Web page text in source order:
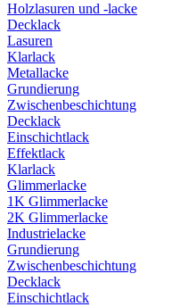
Holzlasuren und -lacke
Decklack
Lasuren
Klarlack
Metallacke
Grundierung
Zwischenbeschichtung
Decklack
Einschichtlack
Effektlack
Klarlack
Glimmerlacke
1K Glimmerlacke
2K Glimmerlacke
Industrielacke
Grundierung
Zwischenbeschichtung
Decklack
Einschichtlack